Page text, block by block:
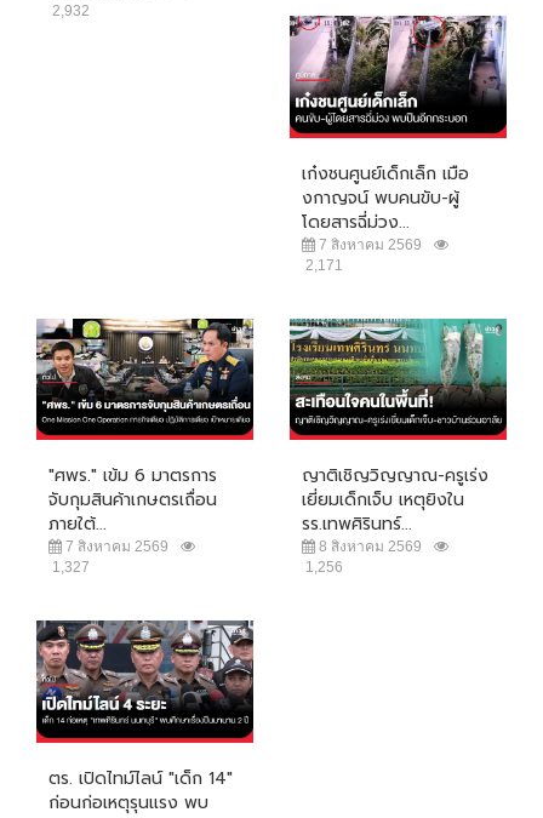
2,932
เก๋งชนศูนย์เด็กเล็ก เมือ
งกาญจน์ พบคนขับ-ผู้
โดยสารฉี่ม่วง...
7 สิงหาคม 2569
2,171
"ศพร." เข้ม 6 มาตรการ
จับกุมสินค้าเกษตรเถื่อน
ภายใต้...
7 สิงหาคม 2569
1,327
ญาติเชิญวิญญาณ-ครูเร่ง
เยี่ยมเด็กเจ็บ เหตุยิงใน
รร.เทพศิรินทร์...
8 สิงหาคม 2569
1,256
ตร. เปิดไทม์ไลน์ "เด็ก 14"
ก่อนก่อเหตุรุนแรง พบ